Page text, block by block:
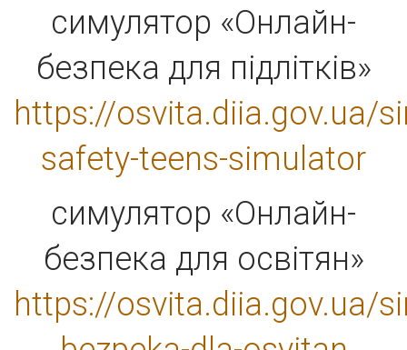
симулятор «Онлайн-
безпека для підлітків»
https://osvita.diia.gov.ua/
safety-teens-simulator
симулятор «Онлайн-
безпека для освітян»
https://osvita.diia.gov.ua/